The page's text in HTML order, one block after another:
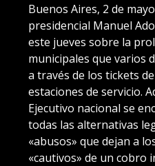
Buenos Aires, 2 de
presidencial Manuel
este jueves sobre la
municipales que varios
a través de los tickets
estaciones de servicio.
Ejecutivo nacional se
todas las alternativas
«abusos» que dejan a
«cautivos» de un cobro